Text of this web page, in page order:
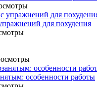
для похудения
особенности работы